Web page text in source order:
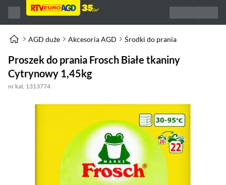
AGD duże Akcesoria AGD Środki do prania
Proszek do prania Frosch Białe tkaniny
Cytrynowy 1,45kg
nr kat. 1313774